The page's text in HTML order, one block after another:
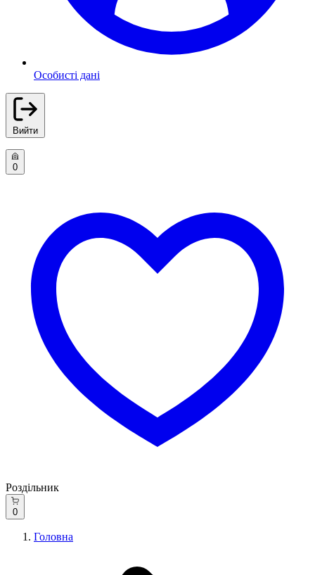
Особисті дані
Вийти
0
Роздільник
0
Головна